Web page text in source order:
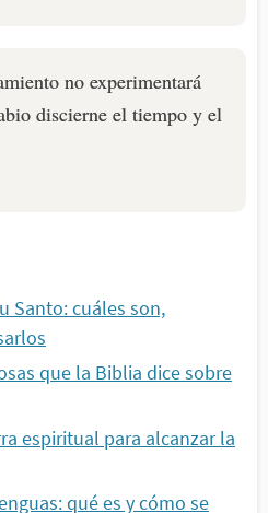
no experimentará
discierne el tiempo y el
Santo: cuáles son,
que la Biblia dice sobre
espiritual para alcanzar la
qué es y cómo se